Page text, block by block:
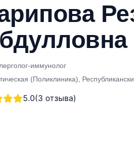
иммунолог
(Поликлиника),
5.0(3 отзыва)